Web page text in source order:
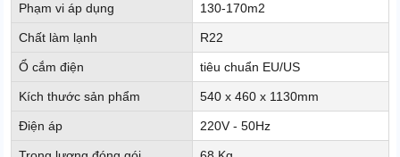
Phạm vi áp dụng 130-170m2
Chất làm lạnh R22
Ổ cắm điện tiêu chuẩn EU/US
Kích thước sản phẩm 540 x 460 x 1130mm
Điện áp 220V - 50Hz